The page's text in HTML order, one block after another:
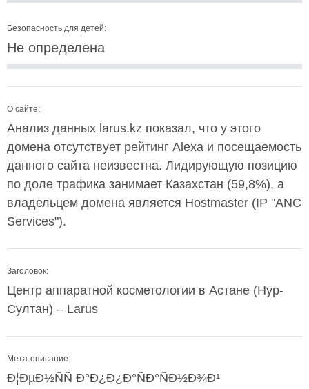
Безопасность для детей:
Не определена
О сайте:
Анализ данных larus.kz показал, что у этого
домена отсутствует рейтинг Alexa и посещаемость
данного сайта неизвестна. Лидирующую позицию
по доле трафика занимает Казахстан (59,8%), а
владельцем домена является Hostmaster (IP "ANC
Services").
Заголовок:
Центр аппаратной косметологии в Астане (Нур-
Султан) – Larus
Мета-описание:
Ð¦ÐµÐ½ÑÑ Ð°Ð¿Ð¿Ð°ÑÐ°ÑÐ½Ð¾Ð¹